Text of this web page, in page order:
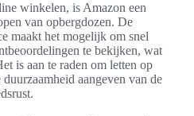
winkelen, is Amazon een
van opbergdozen. De
maakt het mogelijk om snel
te bekijken, wat
is aan te raden om letten op
aangeven van de